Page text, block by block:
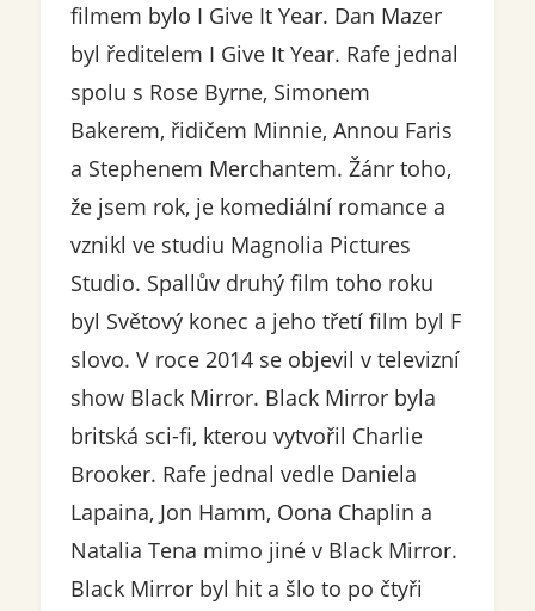
filmem bylo I Give It Year. Dan Mazer
byl ředitelem I Give It Year. Rafe jednal
spolu s Rose Byrne, Simonem
Bakerem, řidičem Minnie, Annou Faris
a Stephenem Merchantem. Žánr toho,
že jsem rok, je komediální romance a
vznikl ve studiu Magnolia Pictures
Studio. Spallův druhý film toho roku
byl Světový konec a jeho třetí film byl F
slovo. V roce 2014 se objevil v televizní
show Black Mirror. Black Mirror byla
britská sci-fi, kterou vytvořil Charlie
Brooker. Rafe jednal vedle Daniela
Lapaina, Jon Hamm, Oona Chaplin a
Natalia Tena mimo jiné v Black Mirror.
Black Mirror byl hit a šlo to po čtyři